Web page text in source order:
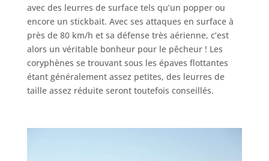
avec des leurres de surface tels qu’un popper ou
encore un stickbait. Avec ses attaques en surface à
près de 80 km/h et sa défense très aérienne, c’est
alors un véritable bonheur pour le pêcheur ! Les
coryphènes se trouvant sous les épaves flottantes
étant généralement assez petites, des leurres de
taille assez réduite seront toutefois conseillés.